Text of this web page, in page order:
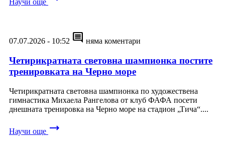
Научи още
07.07.2026 - 10:52 comment няма коментари
Четирикратната световна шампионка постите
тренировката на Черно море
Четирикратната световна шампионка по художествена
гимнастика Михаела Рангелова от клуб ФАФА посети
днешната тренировка на Черно море на стадион „Тича“....
Научи още trending_flat